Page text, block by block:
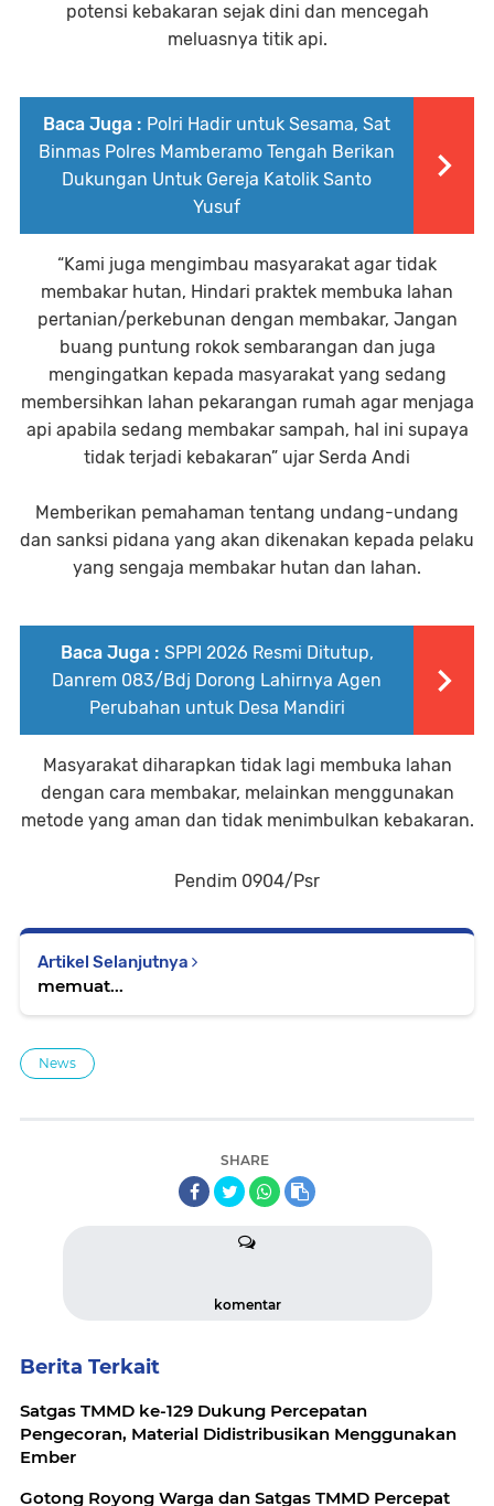
potensi kebakaran sejak dini dan mencegah
meluasnya titik api.
Baca Juga : Polri Hadir untuk Sesama, Sat
Binmas Polres Mamberamo Tengah Berikan
Dukungan Untuk Gereja Katolik Santo
Yusuf
“Kami juga mengimbau masyarakat agar tidak
membakar hutan, Hindari praktek membuka lahan
pertanian/perkebunan dengan membakar, Jangan
buang puntung rokok sembarangan dan juga
mengingatkan kepada masyarakat yang sedang
membersihkan lahan pekarangan rumah agar menjaga
api apabila sedang membakar sampah, hal ini supaya
tidak terjadi kebakaran” ujar Serda Andi
Memberikan pemahaman tentang undang-undang
dan sanksi pidana yang akan dikenakan kepada pelaku
yang sengaja membakar hutan dan lahan.
Baca Juga : SPPI 2026 Resmi Ditutup,
Danrem 083/Bdj Dorong Lahirnya Agen
Perubahan untuk Desa Mandiri
Masyarakat diharapkan tidak lagi membuka lahan
dengan cara membakar, melainkan menggunakan
metode yang aman dan tidak menimbulkan kebakaran.
Pendim 0904/Psr
Artikel Selanjutnya
memuat...
News
SHARE
komentar
Berita Terkait
Satgas TMMD ke-129 Dukung Percepatan
Pengecoran, Material Didistribusikan Menggunakan
Ember
Gotong Royong Warga dan Satgas TMMD Percepat